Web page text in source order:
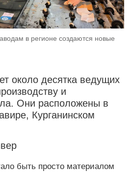
в регионе создаются новые
около десятка ведущих
и
Они расположены в
Курганинском
быть просто материалом